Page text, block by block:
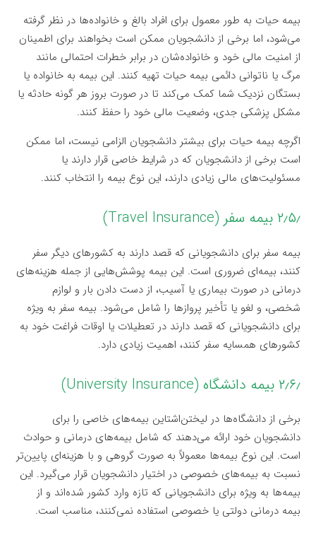
بیمه حیات به طور معمول برای افراد بالغ و خانواده‌ها در نظر گرفته
می‌شود، اما برخی از دانشجویان ممکن است بخواهند برای اطمینان
از امنیت مالی خود و خانواده‌شان در برابر خطرات احتمالی مانند
مرگ یا ناتوانی دائمی بیمه حیات تهیه کنند. این بیمه به خانواده یا
بستگان نزدیک شما کمک می‌کند تا در صورت بروز هر گونه حادثه یا
مشکل پزشکی جدی، وضعیت مالی خود را حفظ کنند.
اگرچه بیمه حیات برای بیشتر دانشجویان الزامی نیست، اما ممکن
است برخی از دانشجویان که در شرایط خاصی قرار دارند یا
مسئولیت‌های مالی زیادی دارند، این نوع بیمه را انتخاب کنند.
۲٫۵٫ بیمه سفر (Travel Insurance)
بیمه سفر برای دانشجویانی که قصد دارند به کشورهای دیگر سفر
کنند، بیمه‌ای ضروری است. این بیمه پوشش‌هایی از جمله هزینه‌های
درمانی در صورت بیماری یا آسیب، از دست دادن بار و لوازم
شخصی، و لغو یا تأخیر پروازها را شامل می‌شود. بیمه سفر به ویژه
برای دانشجویانی که قصد دارند در تعطیلات یا اوقات فراغت خود به
کشورهای همسایه سفر کنند، اهمیت زیادی دارد.
۲٫۶٫ بیمه دانشگاه (University Insurance)
برخی از دانشگاه‌ها در لیختن‌اشتاین بیمه‌های خاصی را برای
دانشجویان خود ارائه می‌دهند که شامل بیمه‌های درمانی و حوادث
است. این نوع بیمه‌ها معمولاً به صورت گروهی و با هزینه‌ای پایین‌تر
نسبت به بیمه‌های خصوصی در اختیار دانشجویان قرار می‌گیرد. این
بیمه‌ها به ویژه برای دانشجویانی که تازه وارد کشور شده‌اند و از
بیمه درمانی دولتی یا خصوصی استفاده نمی‌کنند، مناسب است.